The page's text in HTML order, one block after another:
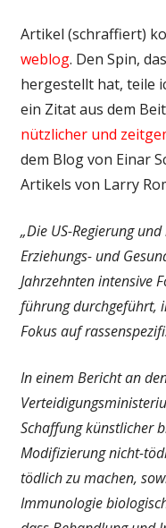
Artikel (schraffiert)
weblog. Den Spin,
hergestellt hat, teile
ein Zitat aus dem
nützlicher und
dem Blog von Einar
Artikels von Larry
„Die US-Regierung
Erziehungs- und
Jahrzehnten intensive
führung durchgeführt,
Fokus auf
In einem Bericht an
Schaffung künstlicher
Modifizierung nicht-
tödlich zu machen,
Immunologie